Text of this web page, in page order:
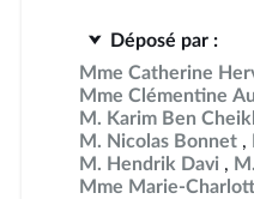
Date de dépôt
28 mars 2026
30 mars 2026
Déposé par :
Mme Catherine
Mme Clémentine
M. Karim Ben
M. Nicolas Bonnet
M. Hendrik Davi
Mme Marie-